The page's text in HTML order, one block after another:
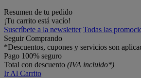
Resumen de tu pedido
¡Tu carrito está vacío!
Suscríbete a la newsletter Todas las
Seguir Comprando
*Descuentos, cupones y servicios son
Pago 100% seguro
Total con descuento (IVA incluido*)
Ir Al Carrito